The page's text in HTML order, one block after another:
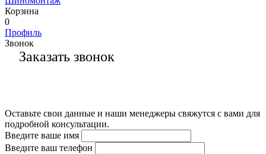
Корзина
0
Профиль
Звонок
Заказать звонок
Оставьте свои данные и наши менеджеры свяжутся с вами для
подробной консультации.
Введите ваше имя
Введите ваш телефон